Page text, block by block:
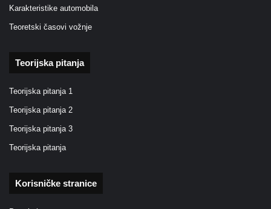
Karakteristike automobila
Teoretski časovi vožnje
Teorijska pitanja
Teorijska pitanja 1
Teorijska pitanja 2
Teorijska pitanja 3
Teorijska pitanja
Korisničke stranice